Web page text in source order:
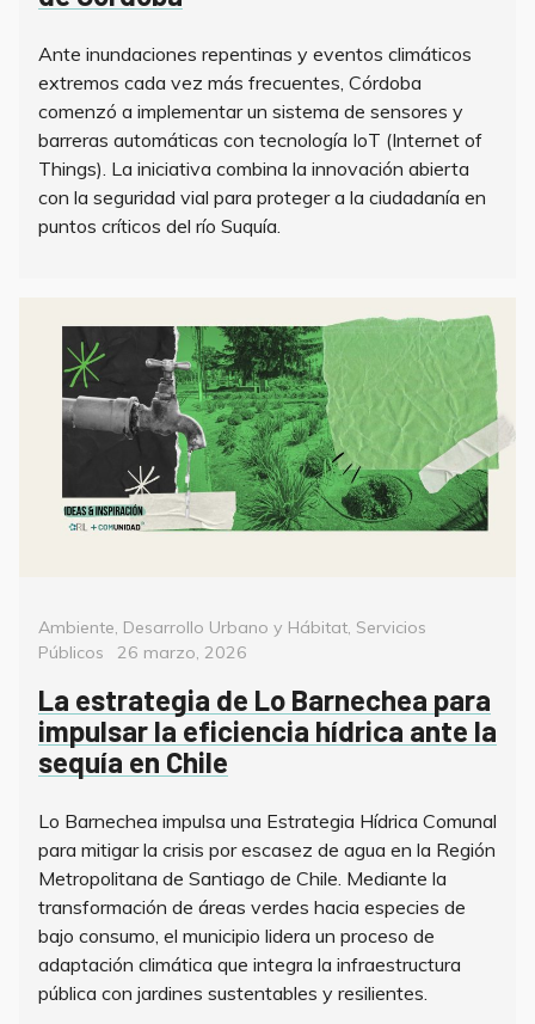
Ante inundaciones repentinas y eventos climáticos
extremos cada vez más frecuentes, Córdoba
comenzó a implementar un sistema de sensores y
barreras automáticas con tecnología IoT (Internet of
Things). La iniciativa combina la innovación abierta
con la seguridad vial para proteger a la ciudadanía en
puntos críticos del río Suquía.
Categorías
Ambiente, Desarrollo Urbano y Hábitat, Servicios
Públicos
Posted
26 marzo, 2026
La estrategia de Lo Barnechea para
impulsar la eficiencia hídrica ante la
sequía en Chile
Lo Barnechea impulsa una Estrategia Hídrica Comunal
para mitigar la crisis por escasez de agua en la Región
Metropolitana de Santiago de Chile. Mediante la
transformación de áreas verdes hacia especies de
bajo consumo, el municipio lidera un proceso de
adaptación climática que integra la infraestructura
pública con jardines sustentables y resilientes.